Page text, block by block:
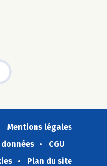
Mentions légales
CGU
Plan du site